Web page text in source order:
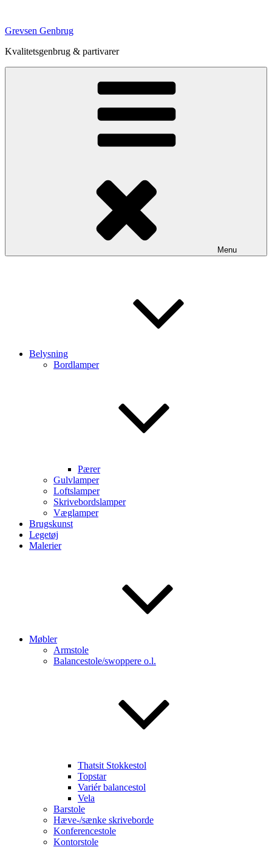
indhold
Grevsen Genbrug
Kvalitetsgenbrug & partivarer
Menu
Belysning
Bordlamper
Pærer
Gulvlamper
Loftslamper
Skrivebordslamper
Væglamper
Brugskunst
Legetøj
Malerier
Møbler
Armstole
Balancestole/swoppere o.l.
Thatsit Stokkestol
Topstar
Variér balancestol
Vela
Barstole
Hæve-/sænke skriveborde
Konferencestole
Kontorstole